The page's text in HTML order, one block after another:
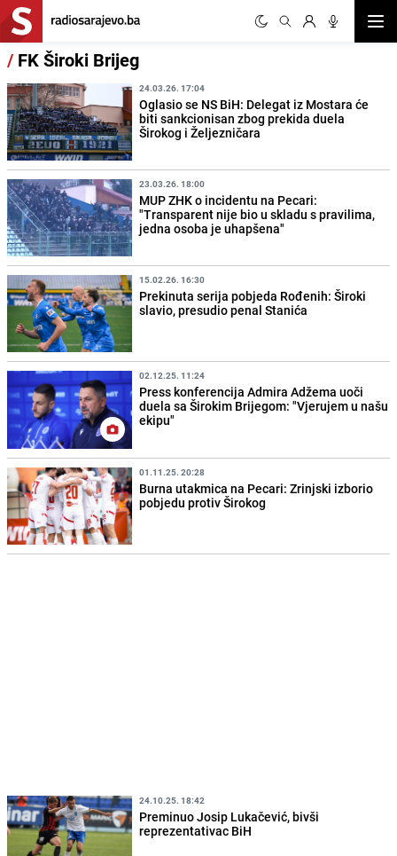
/ FK Široki Brijeg
24.03.26. 17:04
Oglasio se NS BiH: Delegat iz Mostara će
biti sankcionisan zbog prekida duela
Širokog i Željezničara
23.03.26. 18:00
MUP ZHK o incidentu na Pecari:
"Transparent nije bio u skladu s pravilima,
jedna osoba je uhapšena"
15.02.26. 16:30
Prekinuta serija pobjeda Rođenih: Široki
slavio, presudio penal Stanića
02.12.25. 11:24
Press konferencija Admira Adžema uoči
duela sa Širokim Brijegom: "Vjerujem u našu
ekipu"
01.11.25. 20:28
Burna utakmica na Pecari: Zrinjski izborio
pobjedu protiv Širokog
24.10.25. 18:42
Preminuo Josip Lukačević, bivši
reprezentativac BiH